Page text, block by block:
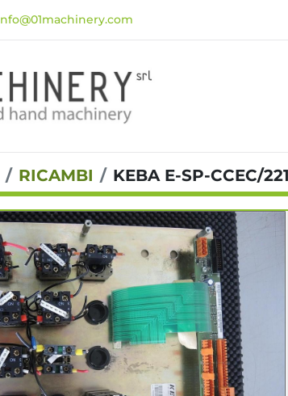
RICAMBI KEBA E-SP-CCEC/